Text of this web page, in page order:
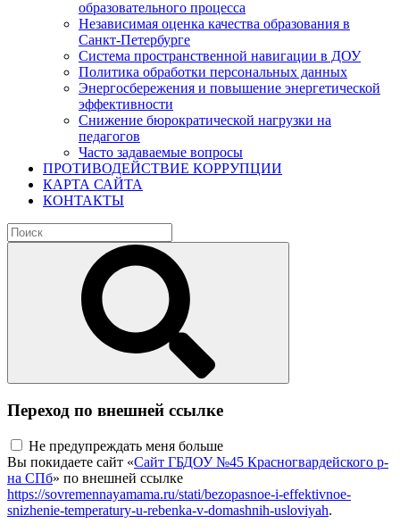
образовательного процесса
Независимая оценка качества образования в
Санкт-Петербурге
Система пространственной навигации в ДОУ
Политика обработки персональных данных
Энергосбережения и повышение энергетической
эффективности
Снижение бюрократической нагрузки на
педагогов
Часто задаваемые вопросы
ПРОТИВОДЕЙСТВИЕ КОРРУПЦИИ
КАРТА САЙТА
КОНТАКТЫ
Переход по внешней ссылке
Не предупреждать меня больше
Вы покидаете сайт «Сайт ГБДОУ №45 Красногвардейского р-
на СПб» по внешней ссылке
https://sovremennayamama.ru/stati/bezopasnoe-i-effektivnoe-
snizhenie-temperatury-u-rebenka-v-domashnih-usloviyah.